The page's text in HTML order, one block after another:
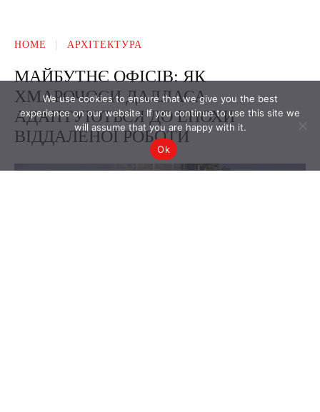
We use cookies to ensure that we give you the best
experience on our website. If you continue to use this site we
will assume that you are happy with it.
Ok